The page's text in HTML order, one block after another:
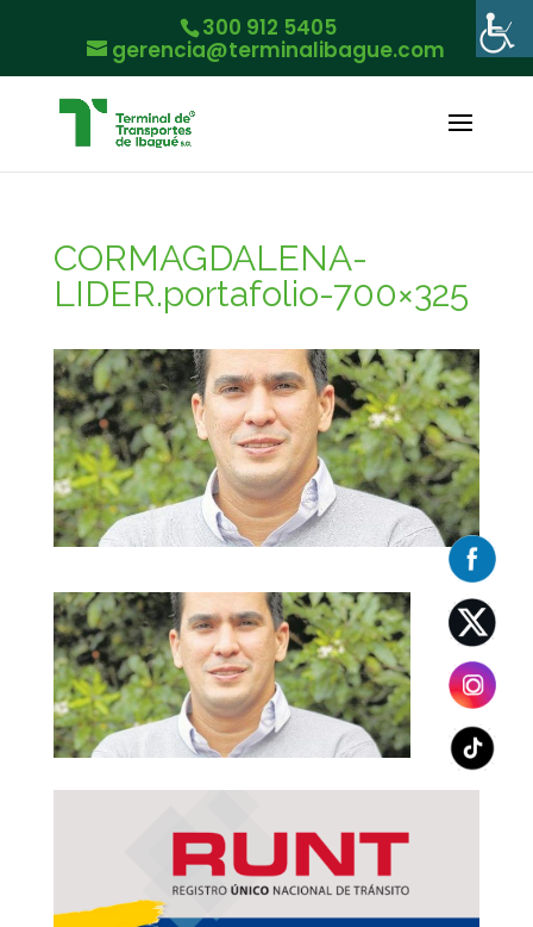
300 912 5405
gerencia@terminalibague.com
CORMAGDALENA-
LIDER.portafolio-700×325